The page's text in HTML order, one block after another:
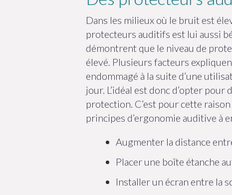
Dans les milieux où le bruit est
protecteurs auditifs est lui aussi
démontrent que le niveau de
élevé. Plusieurs facteurs
endommagé à la suite d’une
jour. L’idéal est donc d’opter
protection. C’est pour cette
principes d’ergonomie auditive à
Augmenter la distance
Placer une boîte étanche
Installer un écran entre la